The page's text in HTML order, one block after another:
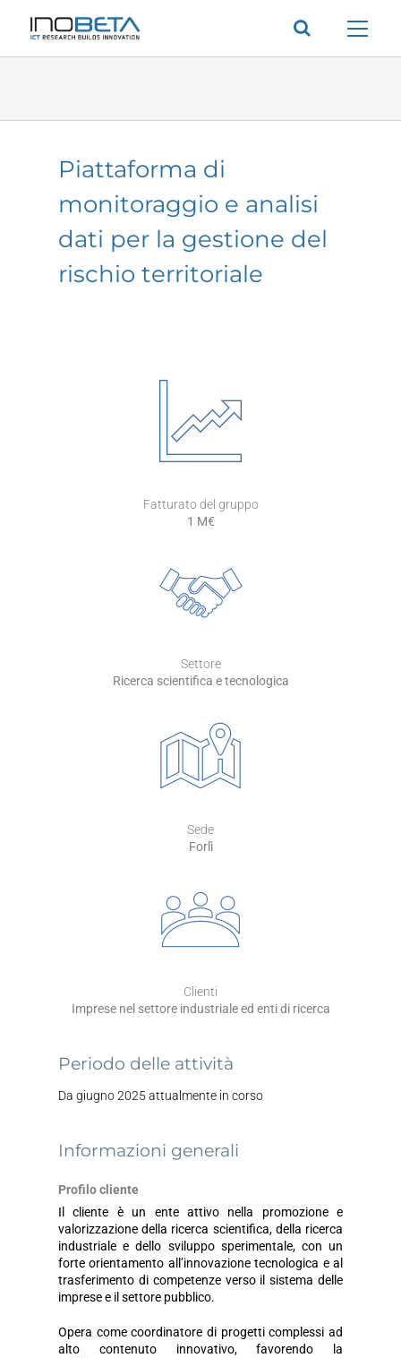
contenuto
Piattaforma di
monitoraggio e analisi
dati per la gestione del
rischio territoriale
Fatturato del gruppo
1 M€
Settore
Ricerca scientifica e tecnologica
Sede
Forlì
Clienti
Imprese nel settore industriale ed enti di ricerca
Periodo delle attività
Da giugno 2025 attualmente in corso
Informazioni generali
Profilo cliente
Il cliente è un ente attivo nella promozione e
valorizzazione della ricerca scientifica, della ricerca
industriale e dello sviluppo sperimentale, con un
forte orientamento all’innovazione tecnologica e al
trasferimento di competenze verso il sistema delle
imprese e il settore pubblico.
Opera come coordinatore di progetti complessi ad
alto contenuto innovativo, favorendo la